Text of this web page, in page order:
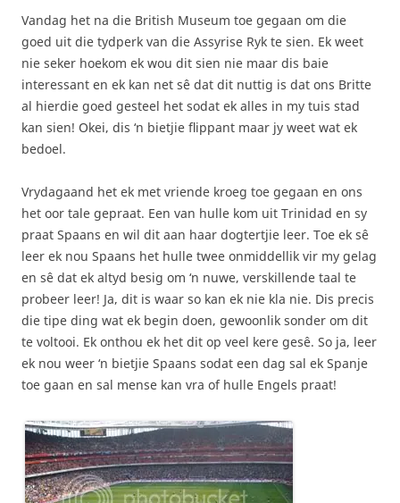
Vandag het na die British Museum toe gegaan om die
goed uit die tydperk van die Assyrise Ryk te sien. Ek weet
nie seker hoekom ek wou dit sien nie maar dis baie
interessant en ek kan net sê dat dit nuttig is dat ons Britte
al hierdie goed gesteel het sodat ek alles in my tuis stad
kan sien! Okei, dis ‘n bietjie flippant maar jy weet wat ek
bedoel.
Vrydagaand het ek met vriende kroeg toe gegaan en ons
het oor tale gepraat. Een van hulle kom uit Trinidad en sy
praat Spaans en wil dit aan haar dogtertjie leer. Toe ek sê
leer ek nou Spaans het hulle twee onmiddellik vir my gelag
en sê dat ek altyd besig om ‘n nuwe, verskillende taal te
probeer leer! Ja, dit is waar so kan ek nie kla nie. Dis precis
die tipe ding wat ek begin doen, gewoonlik sonder om dit
te voltooi. Ek onthou ek het dit op veel kere gesê. So ja, leer
ek nou weer ‘n bietjie Spaans sodat een dag sal ek Spanje
toe gaan en sal mense kan vra of hulle Engels praat!